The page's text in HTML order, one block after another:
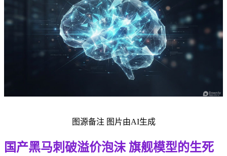
图源备注 图片由AI生成
国产黑马刺破溢价泡沫 旗舰模型的生死